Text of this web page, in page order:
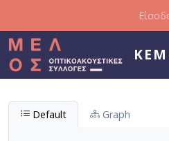
Default Graph